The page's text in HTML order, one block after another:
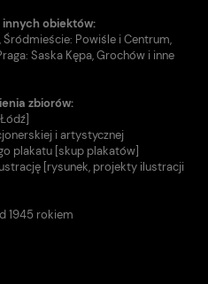
innych obiektów:
Powiśle i Centrum,
Saska Kępa, Grochów i inne
zbiorów:
i artystycznej
plakatu [skup plakatów]
[rysunek, projekty ilustracji
1945 rokiem